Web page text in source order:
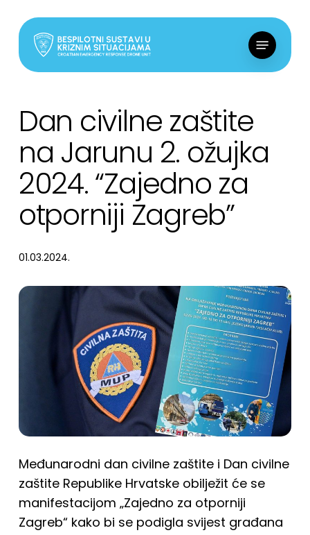
content
Menu
Dan civilne zaštite
na Jarunu 2. ožujka
2024. “Zajedno za
otporniji Zagreb”
01.03.2024.
Međunarodni dan civilne zaštite i Dan civilne
zaštite Republike Hrvatske obilježit će se
manifestacijom „Zajedno za otporniji
Zagreb“ kako bi se podigla svijest građana